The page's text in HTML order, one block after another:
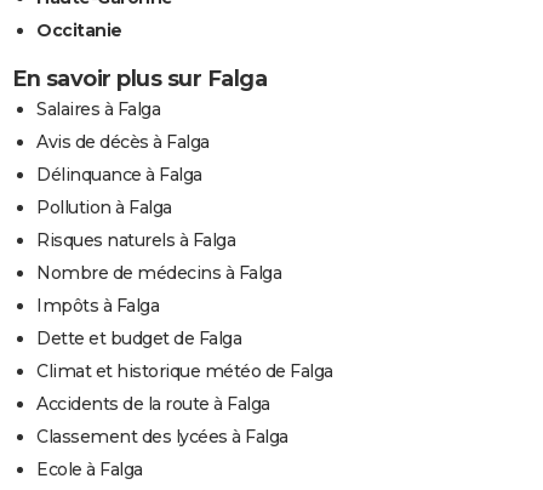
Occitanie
En savoir plus sur Falga
Salaires à Falga
Avis de décès à Falga
Délinquance à Falga
Pollution à Falga
Risques naturels à Falga
Nombre de médecins à Falga
Impôts à Falga
Dette et budget de Falga
Climat et historique météo de Falga
Accidents de la route à Falga
Classement des lycées à Falga
Ecole à Falga